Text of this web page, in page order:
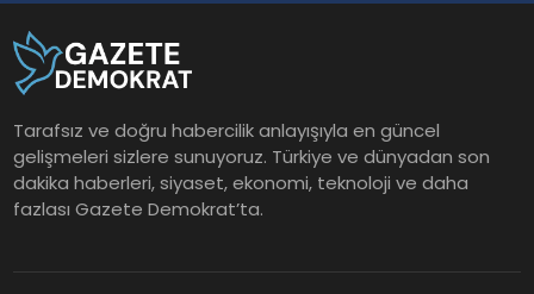
Tarafsız ve doğru habercilik anlayışıyla en güncel
gelişmeleri sizlere sunuyoruz. Türkiye ve dünyadan son
dakika haberleri, siyaset, ekonomi, teknoloji ve daha
fazlası Gazete Demokrat’ta.